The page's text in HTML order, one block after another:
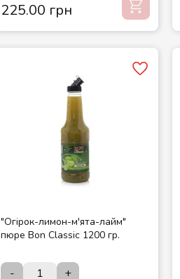
225.00 грн
"Огірок-лимон-м'ята-лайм"
пюре Bon Classic 1200 гр.
- +